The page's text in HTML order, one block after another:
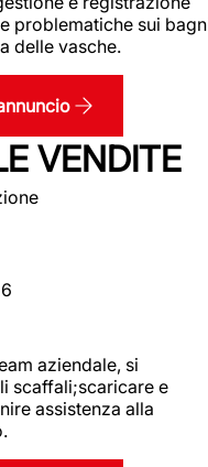
problematiche sui
delle vasche.
VENDITE
aziendale, si
scaffali;scaricare e
assistenza alla